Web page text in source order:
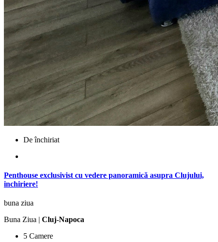
De închiriat
Penthouse exclusivist cu vedere panoramică asupra Clujului,
inchiriere!
buna ziua
Buna Ziua | Cluj-Napoca
5 Camere